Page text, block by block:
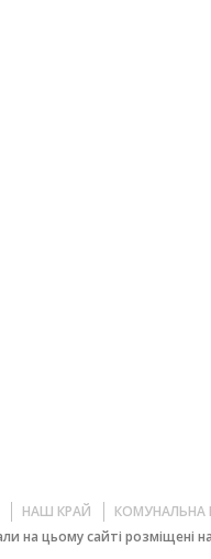
НАШ КРАЙ
КОМУНАЛЬНА
на цьому сайті розміщені